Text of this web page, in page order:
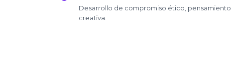
Desarrollo de compromiso ético,
creativa.